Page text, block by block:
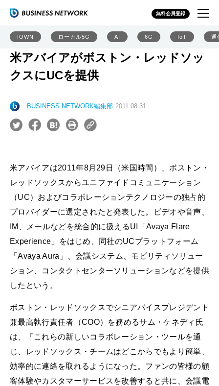
無料会員登録
IOWN ローカル5G AI 6G IoT 通
米アバイアがボストン・レッドソッ
クスにUCを提供
BUSINESS NETWORK編集部 2011.08.31
米アバイアは2011年8月29日（米国時間）、ボストン・
レッドソックスからユニファイドコミュニケーション
（UC）およびコラボレーションテクノロジーの独占的
プロバイダーに選定されたと発表した。ビデオや音声、
IM、メールなどを統合的に扱えるUI「Avaya Flare
Experience」をはじめ、同社のUCプラットフォーム
「Avaya Aura」、会議システム、モビリティソリュー
ション、コンタクトセンターソリューションなどを提供
したという。
ボストン・レッドソックスでシニアバイスプレジデント
兼最高執行責任者（COO）を務めるサム・ケネディ氏
は、「これらの新しいコラボレーション・ツールを通
じ、レッドソックス・チームはどこからでもより簡単、
効率的に連絡を取れるようになった。ファンの皆様の顧
客体験やカスタマーサービスを改善すると共に、会議電